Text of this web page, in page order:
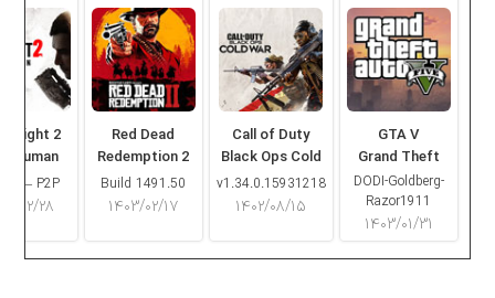
GTA V
Grand Theft
Auto V
DODI-Goldberg-
Razor1911
۱۴۰۳/۰۱/۳۱
Call of Duty
Black Ops Cold
War
v1.34.0.15931218
۱۴۰۲/۰۸/۱۵
Red Dead
Redemption 2
Build 1491.50
۱۴۰۳/۰۲/۱۷
Light 2
Human
– P2P
۱۴۰۳/